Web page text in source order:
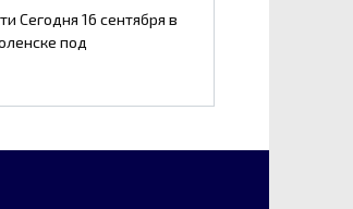
Сегодня 16 сентября в
под